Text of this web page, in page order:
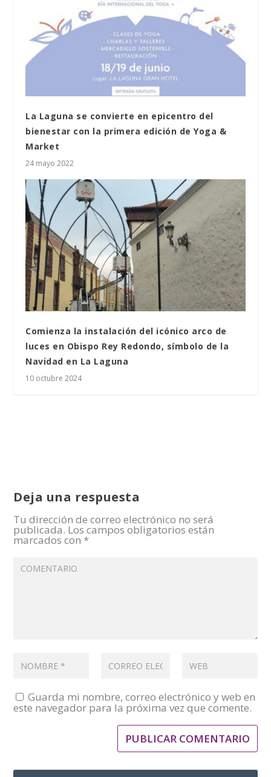
La Laguna se convierte en epicentro del
bienestar con la primera edición de Yoga &
Market
24 mayo 2022
Comienza la instalación del icónico arco de
luces en Obispo Rey Redondo, símbolo de la
Navidad en La Laguna
10 octubre 2024
Deja una respuesta
Tu dirección de correo electrónico no será
publicada. Los campos obligatorios están
marcados con *
Guarda mi nombre, correo electrónico y web en
este navegador para la próxima vez que comente.